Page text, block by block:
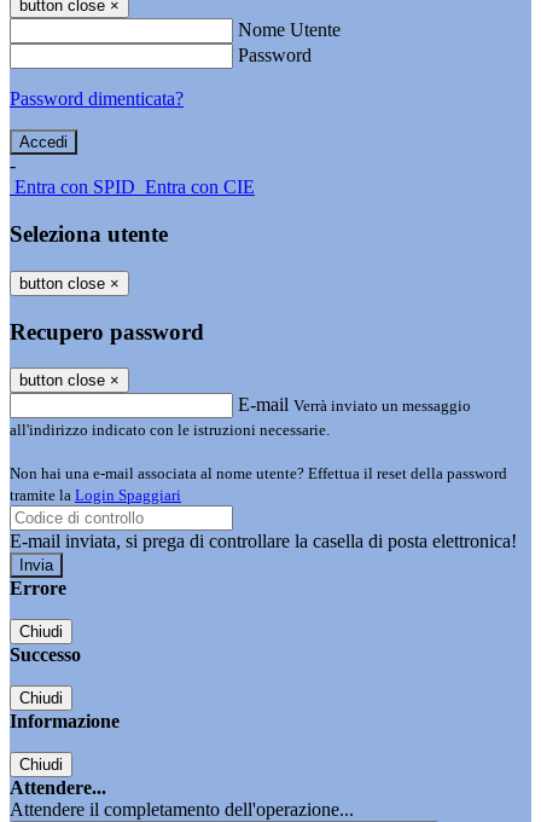
button close ×
Nome Utente
Password
Password dimenticata?
-
Entra con SPID Entra con CIE
Seleziona utente
button close ×
Recupero password
button close ×
E-mail Verrà inviato un messaggio
all'indirizzo indicato con le istruzioni necessarie.
Non hai una e-mail associata al nome utente? Effettua il reset della password
tramite la Login Spaggiari
E-mail inviata, si prega di controllare la casella di posta elettronica!
Errore
Chiudi
Successo
Chiudi
Informazione
Chiudi
Attendere...
Attendere il completamento dell'operazione...